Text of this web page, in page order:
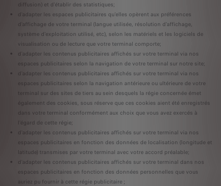
diffusion) et d'établir des statistiques;
d'adapter les espaces publicitaires qu'elles opèrent aux préférences
d'affichage de votre terminal (langue utilisée, résolution d'affichage,
système d'exploitation utilisé, etc), selon les matériels et les logiciels de
visualisation ou de lecture que votre terminal comporte;
d'adapter les contenus publicitaires affichés sur votre terminal via nos
espaces publicitaires selon la navigation de votre terminal sur notre site;
d'adapter les contenus publicitaires affichés sur votre terminal via nos
espaces publicitaires selon la navigation antérieure ou ultérieure de votre
terminal sur des sites de tiers au sein desquels la régie concernée émet
également des cookies, sous réserve que ces cookies aient été enregistrés
dans votre terminal conformément aux choix que vous avez exercés à
l'égard de cette régie;
d'adapter les contenus publicitaires affichés sur votre terminal via nos
espaces publicitaires en fonction des données de localisation (longitude et
latitude) transmises par votre terminal avec votre accord préalable;
d'adapter les contenus publicitaires affichés sur votre terminal dans nos
espaces publicitaires en fonction des données personnelles que vous
auriez pu fournir à cette régie publicitaire ;